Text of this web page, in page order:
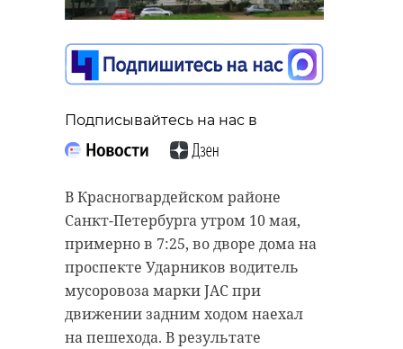
Подписывайтесь на нас в
В Красногвардейском районе
Санкт-Петербурга утром 10 мая,
примерно в 7:25, во дворе дома на
проспекте Ударников водитель
мусоровоза марки JAC при
движении задним ходом наехал
на пешехода. В результате